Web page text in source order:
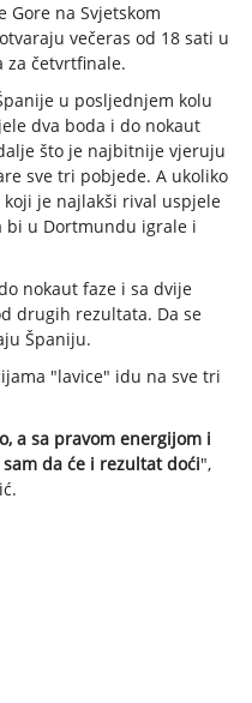
Gore na Svjetskom
večeras od 18 sati u
četvrtfinale.
u posljednjem kolu
dva boda i do nokaut
što je najbitnije vjeruju
sve tri pobjede. A ukoliko
je najlakši rival uspjele
bi u Dortmundu igrale i
nokaut faze i sa dvije
drugih rezultata. Da se
Španiju.
"lavice" idu na sve tri
a sa pravom energijom i
da će i rezultat doći",